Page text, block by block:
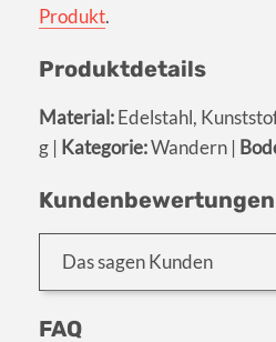
Produkt.
Produktdetails
Material:Edelstahl,
g | Kategorie:Wandern |
Kundenbewertungen
Das sagen Kunden
FAQ